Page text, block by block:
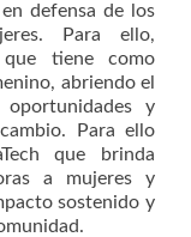
defensa de los
Para ello,
que tiene como
abriendo el
y
Para ello
que brinda
a mujeres y
sostenido y